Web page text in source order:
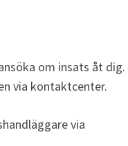
om insats åt dig.
via kontaktcenter.
via